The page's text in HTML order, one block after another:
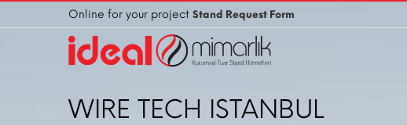
Online for your project Stand Request Form
WIRE TECH ISTANBUL